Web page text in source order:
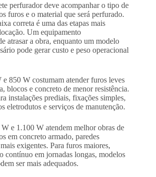
perfurador deve acompanhar o tipo de
furos e o material que será perfurado.
correta é uma das etapas mais
Um equipamento
atrasar a obra, enquanto um modelo
pode gerar custo e peso operacional
850 W costumam atender furos leves
blocos e concreto de menor resistência.
instalações prediais, fixações simples,
eletrodutos e serviços de manutenção.
e 1.100 W atendem melhor obras de
em concreto armado, paredes
exigentes. Para furos maiores,
contínuo em jornadas longas, modelos
ser mais adequados.